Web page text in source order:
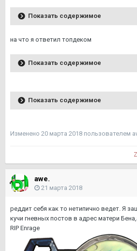
Показать содержимое
на что я ответил топдеком
Показать содержимое
Показать содержимое
Изменено 20 марта 2018 пользователем
awe.
21 марта 2018
реддит себя как то нетипично ведет. Я
кучи гневных постов в адрес матери
RIP Enrage